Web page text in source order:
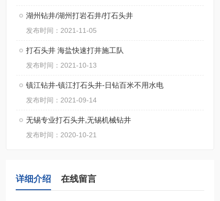
湖州钻井/湖州打岩石井/打石头井
发布时间：2021-11-05
打石头井 海盐快速打井施工队
发布时间：2021-10-13
镇江钻井-镇江打石头井-日钻百米不用水电
发布时间：2021-09-14
无锡专业打石头井,无锡机械钻井
发布时间：2020-10-21
详细介绍 在线留言